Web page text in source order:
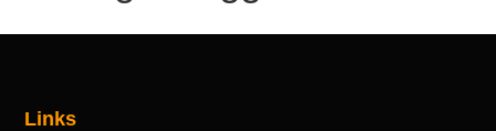
Links